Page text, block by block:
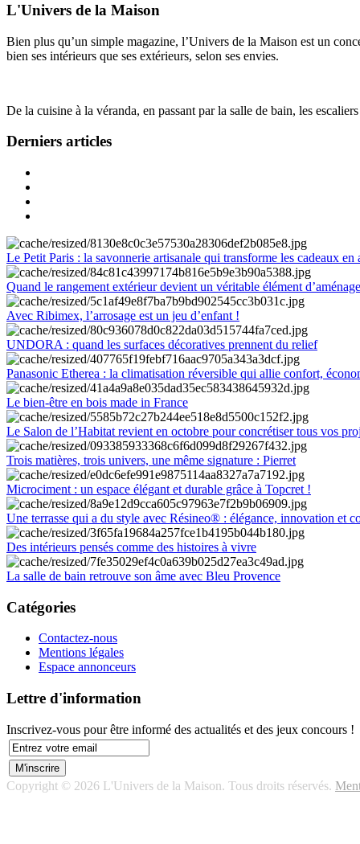
L'Univers de la Maison
Bien plus qu’un simple magazine, l’Univers de la Maison est un
bien ses intérieurs que ses extérieurs, selon ses envies.
De la cuisine à la véranda, en passant par la salle de bain, les
Derniers articles
Le Petit Paris : la savonnerie artisanale qui transforme les cadeaux en
Quand le rangement extérieur devient un véritable élément
Avec Ribimex, l’arrosage est un jeu d’enfant !
UNDORA : quand les surfaces décoratives prennent du relief
Panasonic Etherea : la climatisation réversible qui allie confort,
Le bien-être en bois made in France
Le Salon de l’Habitat revient en octobre pour concrétiser tous vos
Trois matières, trois univers, une même signature : Pierret
Microciment : un espace élégant et durable grâce à Topcret !
Une terrasse qui a du style avec Résineo® : élégance, innovation et
Des intérieurs pensés comme des histoires à vivre
La salle de bain retrouve son âme avec Bleu Provence
Catégories
Contactez-nous
Mentions légales
Espace annonceurs
Lettre d'information
Inscrivez-vous pour être informé des actualités et des jeux concours !
Copyright © 2026 L'Univers de la Maison. Tous droits réservés.